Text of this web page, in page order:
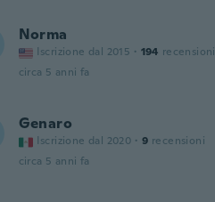
Norma
Iscrizione dal 2015 · 194 recensioni
circa 5 anni fa
Genaro
Iscrizione dal 2020 · 9 recensioni
circa 5 anni fa